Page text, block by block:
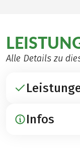
Alle Details zu
ENTHALTEN
Infos